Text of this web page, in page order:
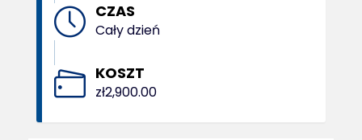
CZAS
Cały dzień
KOSZT
zł2,900.00